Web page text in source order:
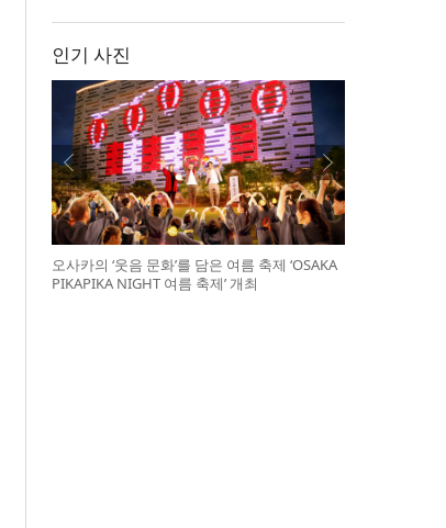
인기 사진
오사카의 ‘웃음 문화’를 담은 여름 축제 ‘OSAKA
PIKAPIKA NIGHT 여름 축제’ 개최